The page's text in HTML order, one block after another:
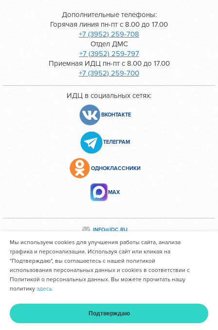
Главная Услуги и цены Оплата Кабинет
Дополнительные телефоны:
Горячая линия пн-пт с 8.00 до 17.00
+7 (3952) 259-708
Отдел ДМС
+7 (3952) 259-797
Приемная ИДЦ пн-пт с 8.00 до 17.00
+7 (3952) 259-700
ИДЦ в социальных сетях:
ВКОНТАКТЕ
ТЕЛЕГРАМ
ОДНОКЛАССНИКИ
МАХ
INFO@IDC.RU
Все персональные данные сотрудников размещены с их
согласия
Областное государственное автономное учреждение
здравоохранения "Иркутский областной клинический
консультативно-диагностический центр им. И.В. Ушакова"
Мы используем cookies для улучшения работы сайта, анализа
трафика и персонализации. Используя сайт или кликая на
"Подтверждаю", вы соглашаетесь с нашей политикой
использования персональных данных и cookies в соответствии с
Политикой о персональных данных. Вы можете прочитать нашу
политику здесь
Подтверждаю